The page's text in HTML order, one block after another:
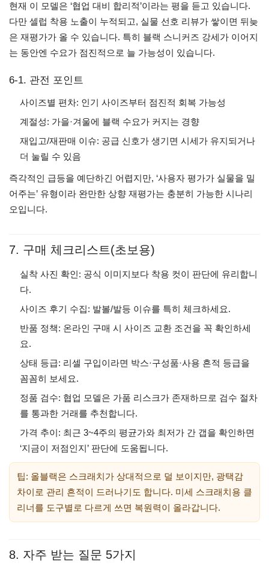
현재 이 모델은 ‘협업 대비 합리적’이라는 평을 듣고 있습니다.
다만 셀럽 착용 노출이 누적되고, 실물 선호 리뷰가 쌓이면 뒤늦
은 재평가가 올 수 있습니다. 특히 블랙 스니커즈 강세가 이어지
는 동안엔 수요가 점진적으로 늘 가능성이 있습니다.
6-1. 관전 포인트
사이즈별 편차: 인기 사이즈부터 점진적 회복 가능성
계절성: 가을·겨울에 블랙 수요가 커지는 경향
재입고/재판매 이슈: 공급 신호가 생기면 시세가 유지되거나
더 눌릴 수 있음
즉각적인 급등을 예단하긴 어렵지만, ‘사용자 평가가 실물을 밀
어주는’ 유형이라 완만한 상향 재평가는 충분히 가능한 시나리
오입니다.
7. 구매 체크리스트(초보용)
실착 사진 확인: 공식 이미지보다 착용 컷이 판단에 유리합니
다.
사이즈 후기 수집: 발볼/발등 이슈를 특히 체크하세요.
반품 정책: 온라인 구매 시 사이즈 교환 조건을 꼭 확인하세
요.
상태 등급: 리셀 구입이라면 박스·구성품·사용 흔적 등급을
꼼꼼히 보세요.
정품 검수: 협업 모델은 가품 리스크가 존재하므로 검수 절차
를 통과한 거래를 추천합니다.
가격 추이: 최근 3~4주의 평균가와 최저가 간 갭을 확인하면
‘지금이 저점인지’ 판단에 도움됩니다.
팁: 올블랙은 스크래치가 상대적으로 덜 보이지만, 광택감
차이로 관리 흔적이 드러나기도 합니다. 미세 스크래치용 클
리너를 도구별로 다르게 쓰면 복원력이 올라갑니다.
8. 자주 받는 질문 5가지